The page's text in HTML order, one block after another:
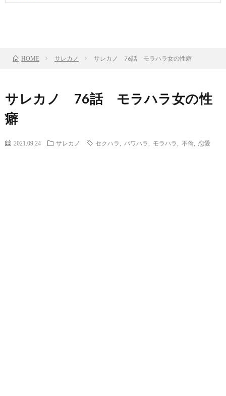
HOME サレカノ サレカノ 76話 モラハラ女の性癖
サレカノ 76話 モラハラ女の性
癖
2021.09.24 サレカノ セクハラ パワハラ モラハラ 不倫 恋愛